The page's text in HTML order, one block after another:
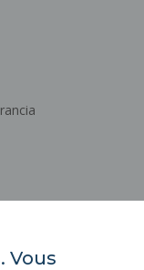
Vous